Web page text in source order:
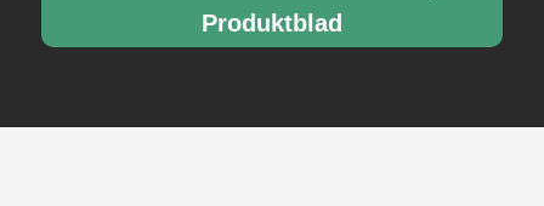
Produktblad